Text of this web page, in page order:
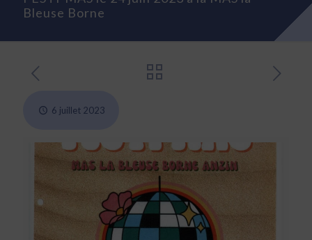
Bleuse Borne
6 juillet 2023